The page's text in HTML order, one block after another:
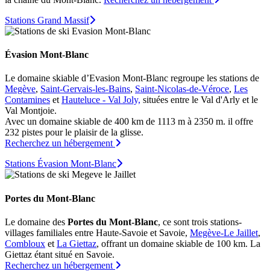
Stations Grand Massif
Évasion Mont-Blanc
Le domaine skiable d’Evasion Mont-Blanc regroupe les stations de
Megève, Saint-Gervais-les-Bains, Saint-Nicolas-de-Véroce, Les
Contamines etHauteluce - Val Joly, situées entre le Val d'Arly et le
Val Montjoie.
Avec un domaine skiable de 400 km de 1113 m à 2350 m. il offre
232 pistes pour le plaisir de la glisse.
Recherchez un hébergement
Stations Évasion Mont-Blanc
Portes du Mont-Blanc
Le domaine des Portes du Mont-Blanc, ce sont trois stations-
villages familiales entre Haute-Savoie et Savoie, Megève-Le Jaillet,
Combloux et La Giettaz, offrant un domaine skiable de 100 km. La
Giettaz étant situé en Savoie.
Recherchez un hébergement